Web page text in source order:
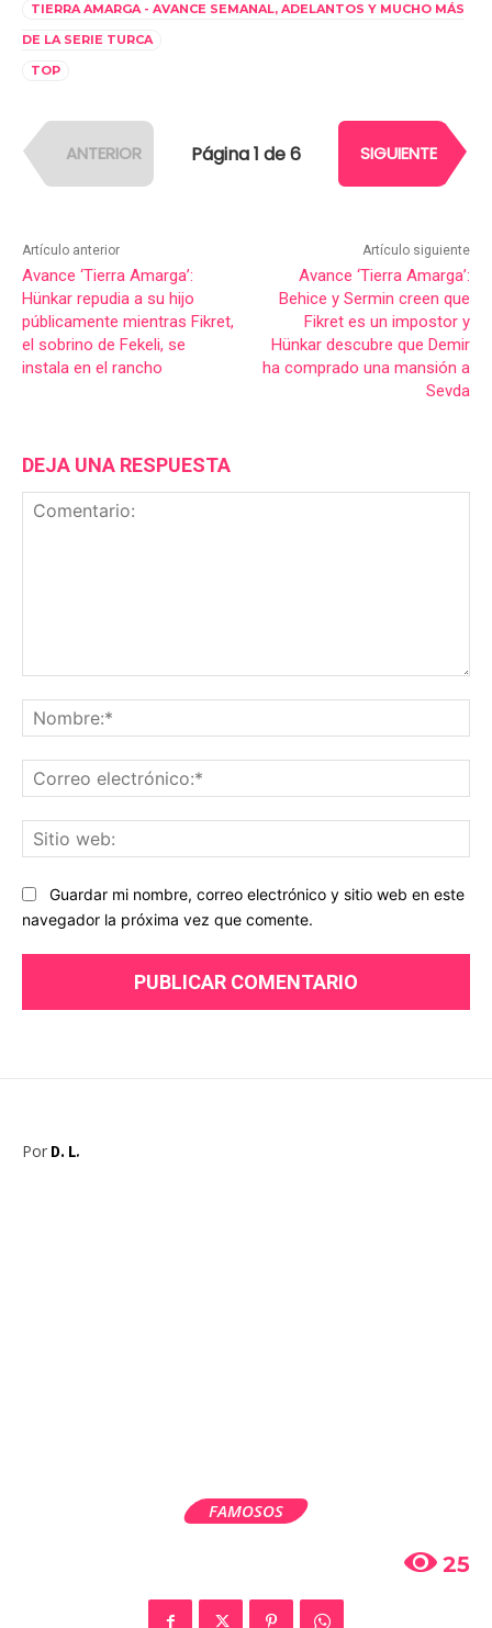
TIERRA AMARGA - AVANCE SEMANAL, ADELANTOS Y MUCHO MÁS
DE LA SERIE TURCA
TOP
ANTERIOR Página 1 de 6 SIGUIENTE
Artículo anterior
Avance ‘Tierra Amarga’:
Hünkar repudia a su hijo
públicamente mientras Fikret,
el sobrino de Fekeli, se
instala en el rancho
Artículo siguiente
Avance ‘Tierra Amarga’:
Behice y Sermin creen que
Fikret es un impostor y
Hünkar descubre que Demir
ha comprado una mansión a
Sevda
DEJA UNA RESPUESTA
Guardar mi nombre, correo electrónico y sitio web en este
navegador la próxima vez que comente.